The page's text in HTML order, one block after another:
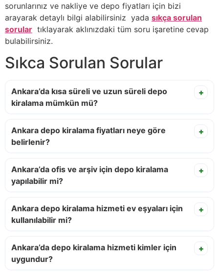
sorunlarınız ve nakliye ve depo fiyatları için bizi
arayarak detaylı bilgi alabilirsiniz yada sıkça sorulan
sorular tıklayarak aklınızdaki tüm soru işaretine cevap
bulabilirsiniz.
Sıkca Sorulan Sorular
Ankara’da kısa süreli ve uzun süreli depo
kiralama mümkün mü?
+
Ankara depo kiralama fiyatları neye göre
belirlenir?
+
Ankara’da ofis ve arşiv için depo kiralama
yapılabilir mi?
+
Ankara depo kiralama hizmeti ev eşyaları için
kullanılabilir mi?
+
Ankara’da depo kiralama hizmeti kimler için
uygundur?
+